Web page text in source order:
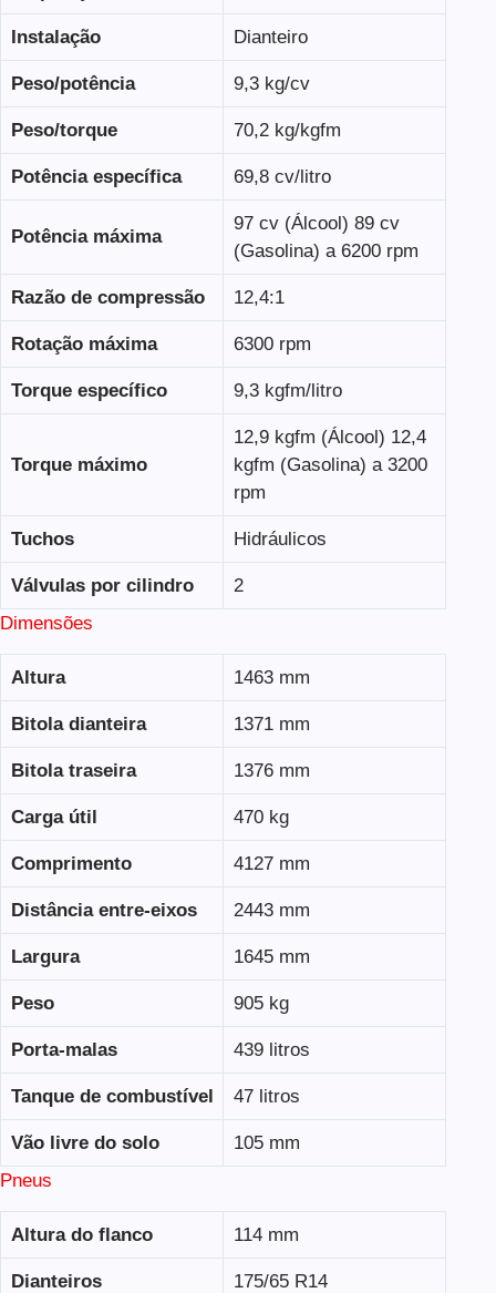
Instalação Dianteiro
Peso/potência 9,3 kg/cv
Peso/torque 70,2 kg/kgfm
Potência específica 69,8 cv/litro
Potência máxima
97 cv (Álcool) 89 cv
(Gasolina) a 6200 rpm
Razão de compressão 12,4:1
Rotação máxima 6300 rpm
Torque específico 9,3 kgfm/litro
Torque máximo
12,9 kgfm (Álcool) 12,4
kgfm (Gasolina) a 3200
rpm
Tuchos Hidráulicos
Válvulas por cilindro
2
Dimensões
Altura 1463 mm
Bitola dianteira 1371 mm
Bitola traseira 1376 mm
Carga útil 470 kg
Comprimento 4127 mm
Distância entre-eixos 2443 mm
Largura 1645 mm
Peso 905 kg
Porta-malas 439 litros
Tanque de combustível 47 litros
Vão livre do solo
105 mm
Pneus
Altura do flanco 114 mm
Dianteiros 175/65 R14